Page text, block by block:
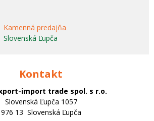
Kamenná predajňa
Slovenská Ľupča
Kontakt
import trade spol. s r.o.
Slovenská Ľupča 1057
976 13 Slovenská Ľupča